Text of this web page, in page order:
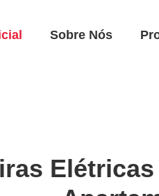
Sobre Nós